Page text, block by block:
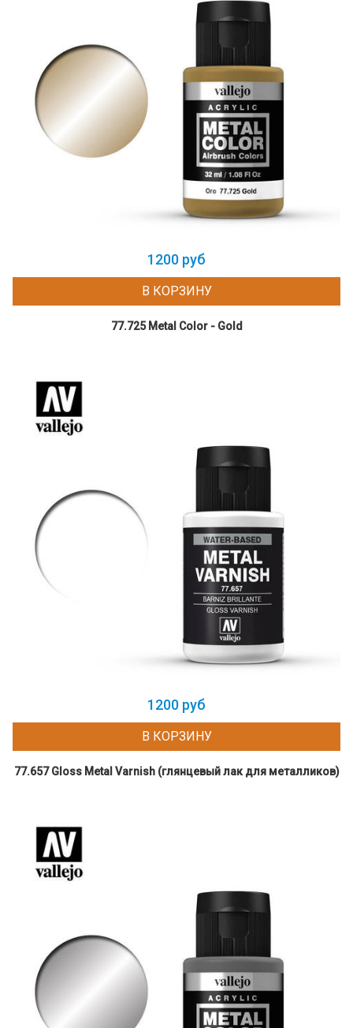
1200 руб
В КОРЗИНУ
77.725 Metal Color - Gold
1200 руб
В КОРЗИНУ
77.657 Gloss Metal Varnish (глянцевый лак для металликов)